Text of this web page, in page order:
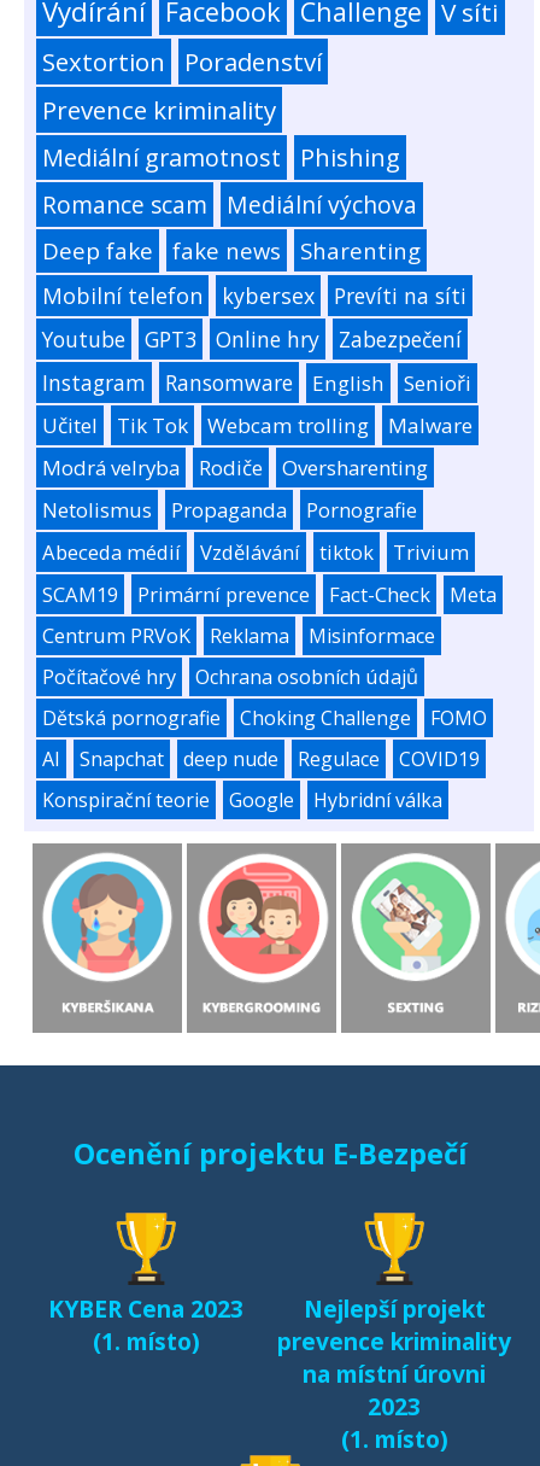
Vydírání Facebook Challenge
V síti
Sextortion
Poradenství
Prevence kriminality
Mediální gramotnost
Phishing
Romance scam
Mediální výchova
Deep fake fake news Sharenting
Mobilní telefon kybersex
Prevíti na síti
Youtube
GPT3 Online hry
Zabezpečení
Instagram
Ransomware English
Senioři
Učitel
Tik Tok Webcam trolling
Malware
Modrá velryba
Rodiče
Oversharenting
Netolismus
Propaganda
Pornografie
Abeceda médií
Vzdělávání tiktok
Trivium
SCAM19
Primární prevence Fact-Check
Meta
Centrum PRVoK
Reklama
Misinformace
Počítačové hry
Ochrana osobních údajů
Dětská pornografie
Choking Challenge
FOMO
AI
Snapchat deep nude Regulace
COVID19
Konspirační teorie
Google Hybridní válka
Ocenění projektu E-Bezpečí
KYBER Cena 2023
(1. místo)
Nejlepší projekt
prevence kriminality
na místní úrovni
2023
(1. místo)